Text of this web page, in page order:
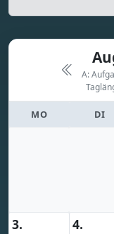
A:
MO DI
3. 4.